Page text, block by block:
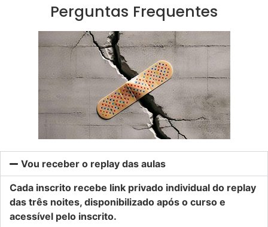
Perguntas Frequentes
Vou receber o replay das aulas
Cada inscrito recebe link privado individual do replay
das três noites, disponibilizado após o curso e
acessível pelo inscrito.